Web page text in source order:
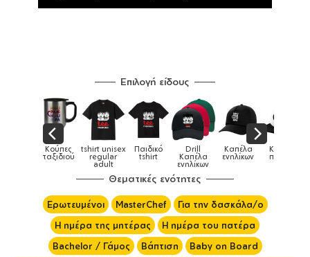
Επιλογή είδους
Κούπες
ταξιδιού
tshirt unisex
regular
adult
Παιδικό
tshirt
Drill
Καπέλα
ενηλίκων
Καπέλα
ενηλίκων
Καπέλα
παιδικά
Θεματικές ενότητες
Ερωτευμένοι MasterChef
Για την δασκάλα/ο
Η ημέρα της μητέρας
Η ημέρα του πατέρα
Bachelor / Γάμος
Βάπτιση
Baby on Board